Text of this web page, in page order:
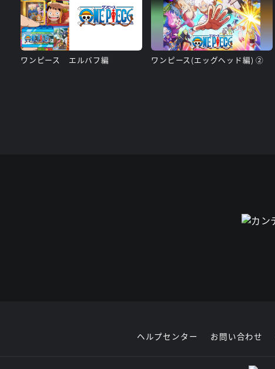
ワンピース エルバフ編 ワンピース(エッグヘッド編) ②
ヘルプセンター お問い合わせ